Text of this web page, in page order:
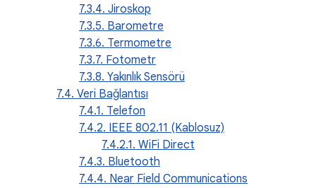
7.3.4. Jiroskop
7.3.5. Barometre
7.3.6. Termometre
7.3.7. Fotometr
7.3.8. Yakınlık Sensörü
7.4. Veri Bağlantısı
7.4.1. Telefon
7.4.2. IEEE 802.11 (Kablosuz)
7.4.2.1. WiFi Direct
7.4.3. Bluetooth
7.4.4. Near Field Communications